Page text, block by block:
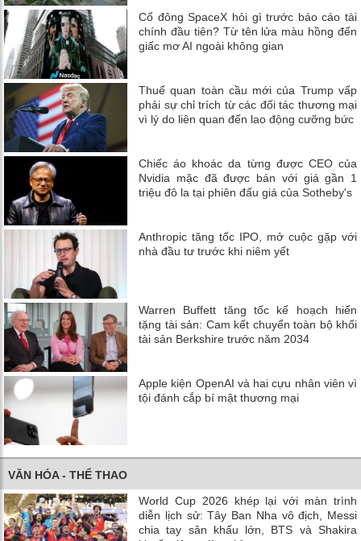
Cổ đông SpaceX hỏi gì trước báo cáo tài
chính đầu tiên? Từ tên lửa màu hồng đến
giấc mơ AI ngoài không gian
Thuế quan toàn cầu mới của Trump vấp
phải sự chỉ trích từ các đối tác thương mại
vì lý do liên quan đến lao động cưỡng bức
Chiếc áo khoác da từng được CEO của
Nvidia mặc đã được bán với giá gần 1
triệu đô la tại phiên đấu giá của Sotheby's
Anthropic tăng tốc IPO, mở cuộc gặp với
nhà đầu tư trước khi niêm yết
Warren Buffett tăng tốc kế hoạch hiến
tặng tài sản: Cam kết chuyển toàn bộ khối
tài sản Berkshire trước năm 2034
Apple kiện OpenAI và hai cựu nhân viên vì
tội đánh cắp bí mật thương mại
VĂN HÓA - THỂ THAO
World Cup 2026 khép lại với màn trình
diễn lịch sử: Tây Ban Nha vô địch, Messi
chia tay sân khấu lớn, BTS và Shakira